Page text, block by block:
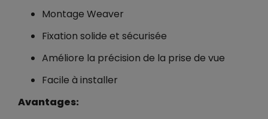
Montage Weaver
Fixation solide et sécurisée
Améliore la précision de la prise de vue
Facile à installer
Avantages: